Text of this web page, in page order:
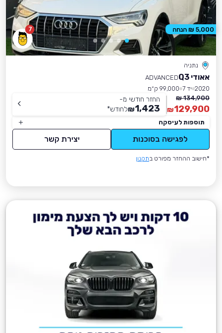
7
נתניה
אאודי Q3
ADVANCED
2020 יד 7
99,000 ק״מ
134,900 ₪
129,900
₪
החזר חודשי מ-
1,423
₪לחודש*
תוספות לעיסקה
לפגישה בסוכנות יצירת קשר
*חישוב ההחזר מפורט בתקנון
5,000 ₪ הנחה